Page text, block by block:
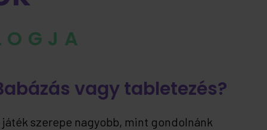
vagy tabletezés?
játék szerepe nagyobb, mint gondolnánk